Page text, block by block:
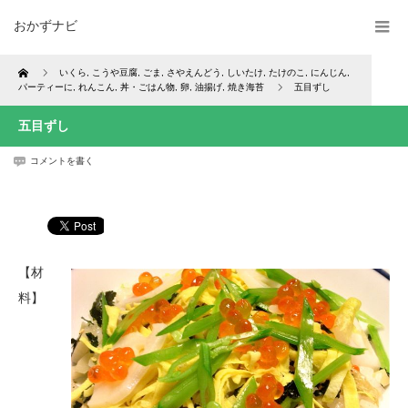
おかずナビ
Home いくら こうや豆腐 ごま さやえんどう しいたけ たけのこ にんじん
パーティーに
れんこん 丼・ごはん物 卵 油揚げ 焼き海苔 五目ずし
五目ずし
コメントを書く
【材
料】